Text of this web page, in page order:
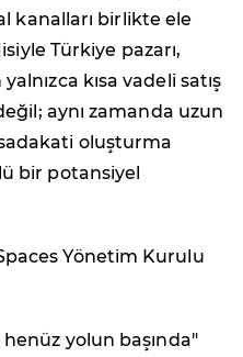
kanalları birlikte ele
Türkiye pazarı,
kısa vadeli satış
aynı zamanda uzun
oluşturma
bir potansiyel
Yönetim Kurulu
yolun başında"